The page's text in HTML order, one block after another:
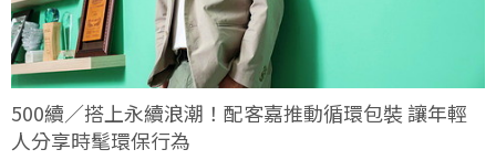
500續／搭上永續浪潮！配客嘉推動循環包裝 讓年輕
人分享時髦環保行為